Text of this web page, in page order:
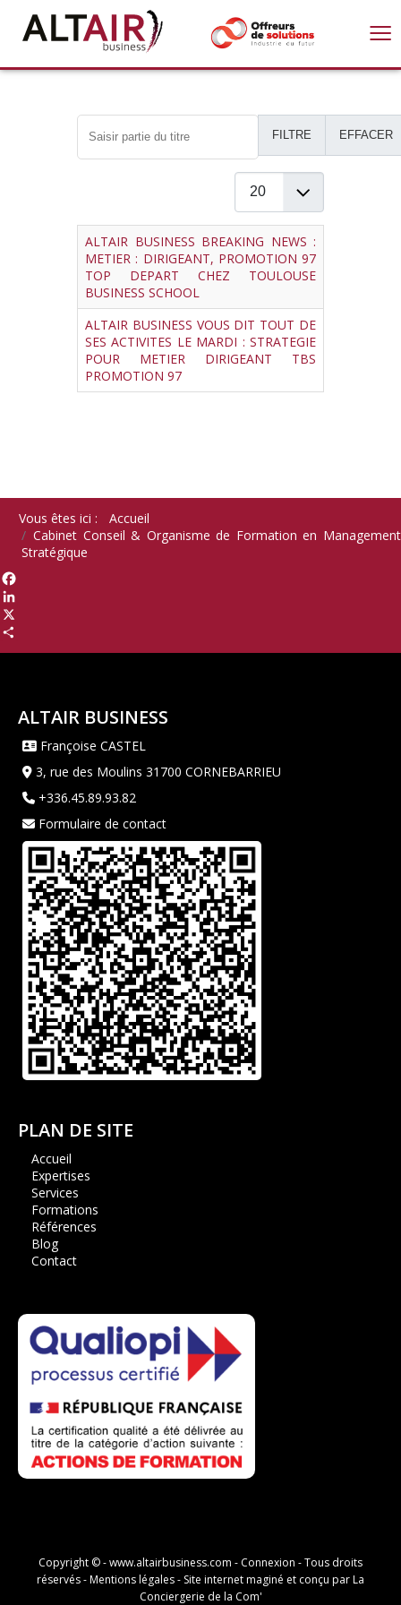
≡
Saisir partie du titre
FILTRE EFFACER
Afficher #
Titre
ALTAIR BUSINESS BREAKING NEWS :
METIER : DIRIGEANT, PROMOTION 97
TOP DEPART CHEZ TOULOUSE
BUSINESS SCHOOL
ALTAIR BUSINESS VOUS DIT TOUT DE
SES ACTIVITES LE MARDI : STRATEGIE
POUR METIER DIRIGEANT TBS
PROMOTION 97
Vous êtes ici :
Accueil
Cabinet Conseil & Organisme de Formation en Management
Stratégique
Share
ALTAIR BUSINESS
Françoise CASTEL
3, rue des Moulins 31700 CORNEBARRIEU
+336.45.89.93.82
Formulaire de contact
PLAN DE SITE
Accueil
Expertises
Services
Formations
Références
Blog
Contact
Copyright © -www.altairbusiness.com - Connexion - Tous droits
réservés -Mentions légales- Site internet maginé et conçu parLa
Conciergerie de la Com'